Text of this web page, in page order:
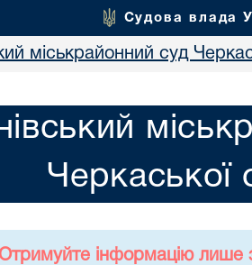
Судова влада
міськрайонний суд
Черкаської
інформацію лише